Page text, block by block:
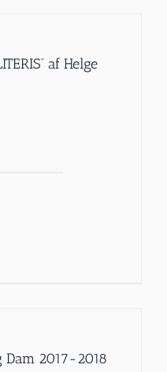
af Helge
Dam 2017-2018